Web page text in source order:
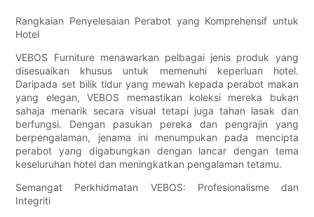
Rangkaian Penyelesaian Perabot yang Komprehensif untuk
Hotel
VEBOS Furniture menawarkan pelbagai jenis produk yang
disesuaikan khusus untuk memenuhi keperluan hotel.
Daripada set bilik tidur yang mewah kepada perabot makan
yang elegan, VEBOS memastikan koleksi mereka bukan
sahaja menarik secara visual tetapi juga tahan lasak dan
berfungsi. Dengan pasukan pereka dan pengrajin yang
berpengalaman, jenama ini menumpukan pada mencipta
perabot yang digabungkan dengan lancar dengan tema
keseluruhan hotel dan meningkatkan pengalaman tetamu.
Semangat Perkhidmatan VEBOS: Profesionalisme dan
Integriti